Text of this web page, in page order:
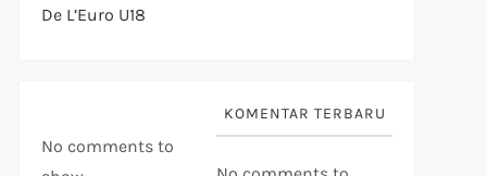
De L’Euro U18
No comments to
KOMENTAR TERBARU